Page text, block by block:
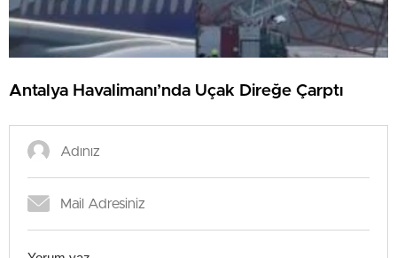
Antalya Havalimanı’nda Uçak Direğe Çarptı